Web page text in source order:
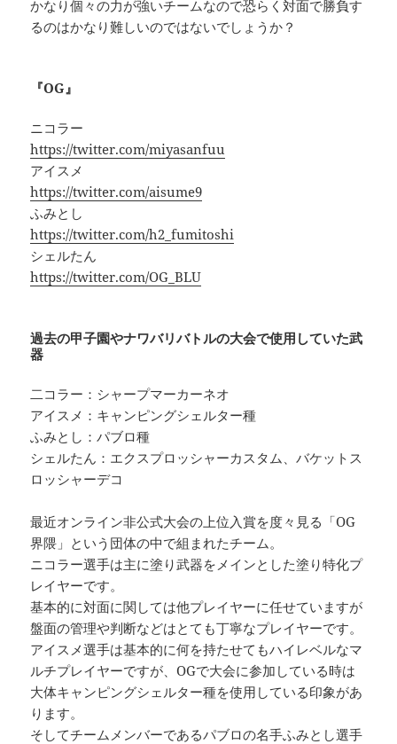
かなり個々の力が強いチームなので恐らく対面で勝負す
るのはかなり難しいのではないでしょうか？
『OG』
ニコラー
https://twitter.com/miyasanfuu
アイスメ
https://twitter.com/aisume9
ふみとし
https://twitter.com/h2_fumitoshi
シェルたん
https://twitter.com/OG_BLU
過去の甲子園やナワバリバトルの大会で使用していた武
器
二コラー：シャープマーカーネオ
アイスメ：キャンピングシェルター種
ふみとし：パブロ種
シェルたん：エクスプロッシャーカスタム、バケットス
ロッシャーデコ
最近オンライン非公式大会の上位入賞を度々見る「OG
界隈」という団体の中で組まれたチーム。
ニコラー選手は主に塗り武器をメインとした塗り特化プ
レイヤーです。
基本的に対面に関しては他プレイヤーに任せていますが
盤面の管理や判断などはとても丁寧なプレイヤーです。
アイスメ選手は基本的に何を持たせてもハイレベルなマ
ルチプレイヤーですが、OGで大会に参加している時は
大体キャンピングシェルター種を使用している印象があ
ります。
そしてチームメンバーであるパブロの名手ふみとし選手